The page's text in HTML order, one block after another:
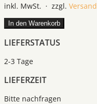
inkl. MwSt. · zzgl. Versand
In den Warenkorb
LIEFERSTATUS
2-3 Tage
LIEFERZEIT
Bitte nachfragen